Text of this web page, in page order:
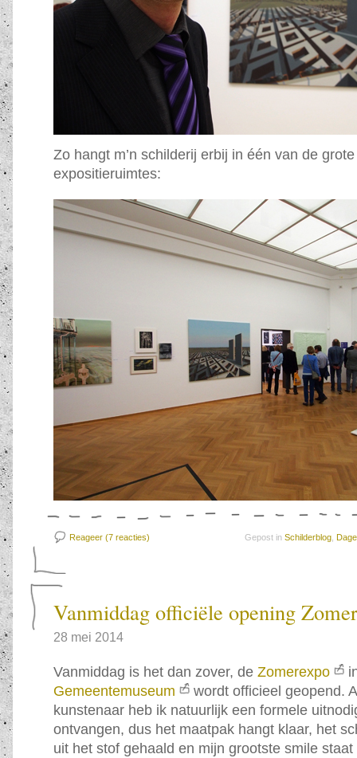
Zo hangt m’n schilderij erbij in één van de grote
expositieruimtes:
Reageer (7 reacties) Gepost in Schilderblog
Vanmiddag officiële opening
28 mei 2014
Vanmiddag is het dan zover, de Zomerexpo
Gemeentemuseum
wordt officieel geopend.
kunstenaar heb ik natuurlijk een formele
ontvangen, dus het maatpak hangt klaar, het
uit het stof gehaald en mijn grootste smile